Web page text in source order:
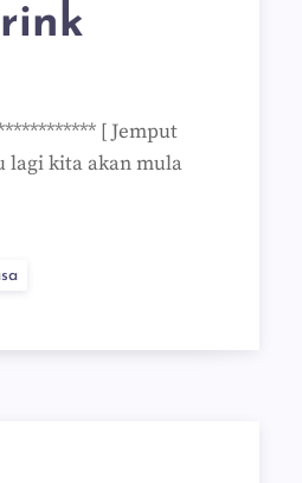
[ Jemput
lagi kita akan mula